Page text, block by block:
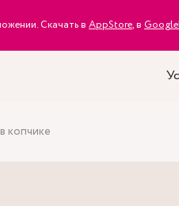
Скачать в AppStore, в
копчике